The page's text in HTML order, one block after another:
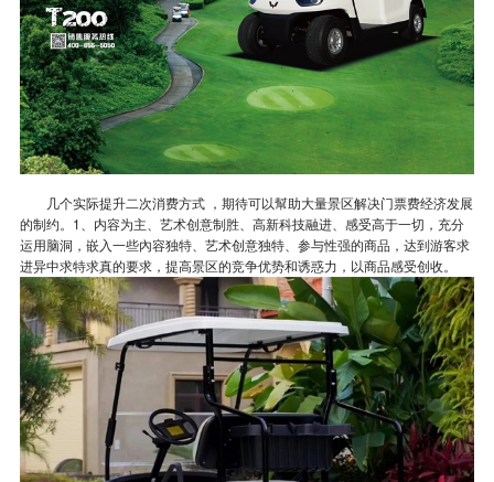
几个实际提升二次消费方式 ，期待可以幫助大量景区解决门票费经济发展
的制约。1、内容为主、艺术创意制胜、高新科技融进、感受高于一切，充分
运用脑洞，嵌入一些內容独特、艺术创意独特、参与性强的商品，达到游客求
进异中求特求真的要求，提高景区的竞争优势和诱惑力，以商品感受创收。